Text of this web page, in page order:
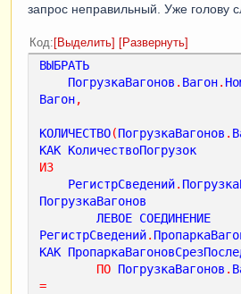
запрос неправильный. Уже голову
Код Выделить Развернуть
ВЫБРАТЬ
ПогрузкаВагонов . Вагон.
Вагон,
КОЛИЧЕСТВО(ПогрузкаВагонов .
КАК КоличествоПогрузок
ИЗ
РегистрСведений.
ПогрузкаВагонов
ЛЕВОЕ СОЕДИНЕНИЕ
РегистрСведений.
КАК
ПО ПогрузкаВагонов .
=